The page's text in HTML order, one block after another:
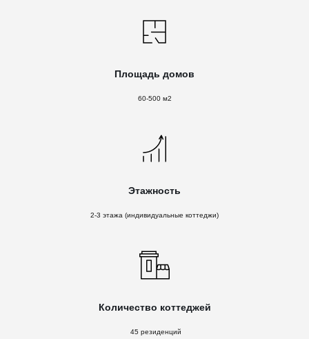
Площадь домов
60-500 м2
Этажность
2-3 этажа (индивидуальные коттеджи)
Количество коттеджей
45 резиденций